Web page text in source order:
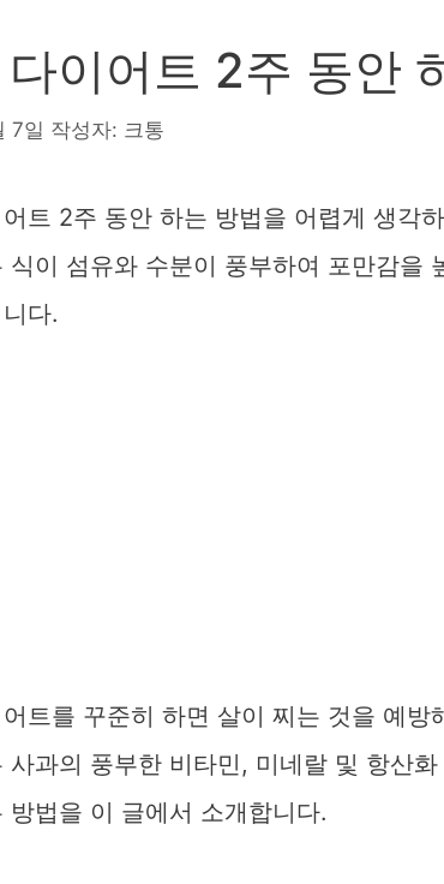
이어트 2주 동안
7일 작성자: 크통
트 2주 동안 하는 방법을 어렵게 생각
식이 섬유와 수분이 풍부하여 포만감을
다.
트를 꾸준히 하면 살이 찌는 것을 예방
사과의 풍부한 비타민, 미네랄 및 항산
방법을 이 글에서 소개합니다.